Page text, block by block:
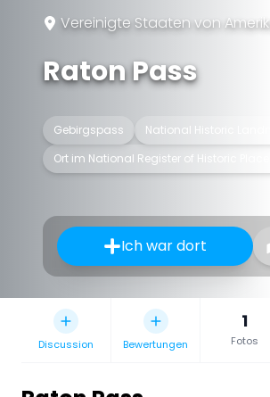
Vereinigte Staaten von
Raton Pass
Gebirgspass
National Historic
Ort im National Register of Historic Places
Ich war dort
Discussion Bewertungen
1
Fotos